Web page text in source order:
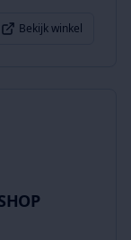
Bekijk winkel